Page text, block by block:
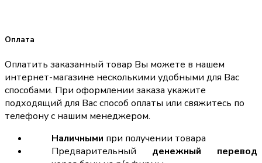
Оплата
Оплатить заказанный товар Вы можете в нашем
интернет-магазине несколькими удобными для Вас
способами. При оформлении заказа укажите
подходящий для Вас способ оплаты или свяжитесь по
телефону с нашим менеджером.
Наличными при получении товара
Предварительный денежный перевод